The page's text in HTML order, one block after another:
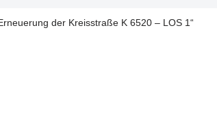
der Kreisstraße K 6520 – LOS 1“